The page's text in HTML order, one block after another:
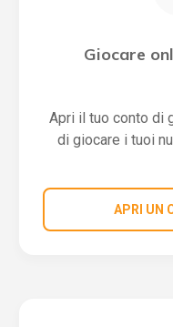
Giocare
Apri il tuo conto di
di giocare i tuoi
APRI UN